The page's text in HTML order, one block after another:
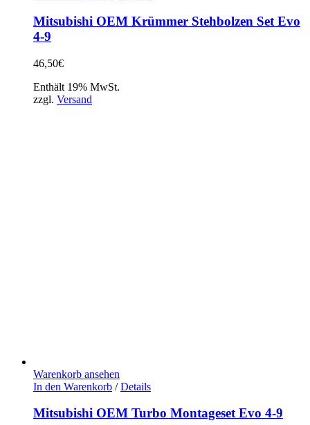
Mitsubishi OEM Krümmer Stehbolzen Set Evo
4-9
46,50€
Enthält 19% MwSt.
zzgl. Versand
Warenkorb ansehen
In den Warenkorb / Details
Mitsubishi OEM Turbo Montageset Evo 4-9